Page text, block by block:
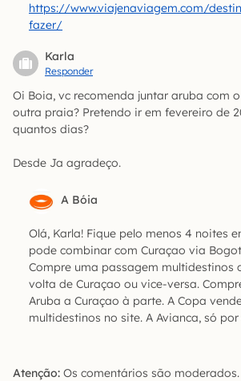
https://www.viajenaviagem.com/
fazer/
Karla
Responder
Oi Boia, vc recomenda juntar aruba com
outra praia? Pretendo ir em fevereiro de
quantos dias?
Desde Ja agradeço.
A Bóia
Olá, Karla! Fique pelo menos 4 noites
pode combinar com Curaçao via
Compre uma passagem multidestinos
volta de Curaçao ou vice-versa.
Aruba a Curaçao à parte. A Copa
multidestinos no site. A Avianca, só
Atenção: Os comentários são